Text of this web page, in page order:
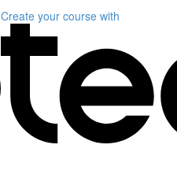
Create your course with